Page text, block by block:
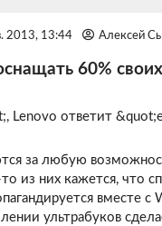
2013, 13:44 Алексей
60%
Lenovo ответит
за любую
из них кажется, что
вместе
ультрабуков